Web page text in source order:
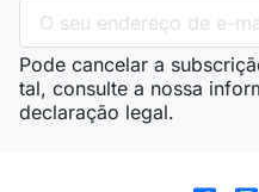
Pode cancelar a
tal, consulte a nossa
declaração legal.